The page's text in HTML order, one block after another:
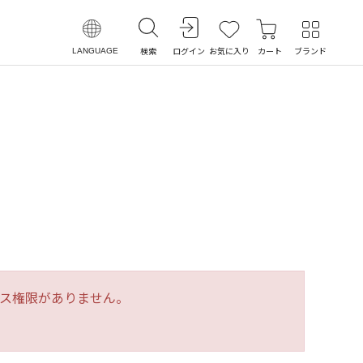
LANGUAGE 検索 ログイン お気に入り カート ブランド
権限がありません。